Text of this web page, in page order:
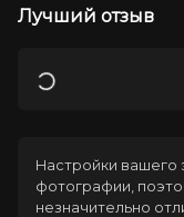
Лучший отзыв
Загрузка
Настройки вашего
фотографии,
незначительно